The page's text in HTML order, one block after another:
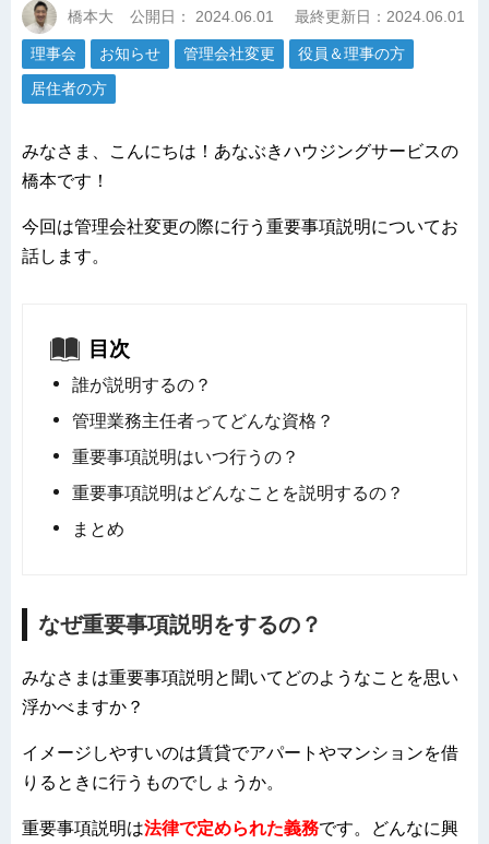
橋本大 公開日： 2024.06.01 最終更新日：2024.06.01
理事会 お知らせ 管理会社変更
役員＆理事の方
居住者の方
みなさま、こんにちは！あなぶきハウジングサービスの
橋本です！
今回は管理会社変更の際に行う重要事項説明についてお
話します。
目次
誰が説明するの？
管理業務主任者ってどんな資格？
重要事項説明はいつ行うの？
重要事項説明はどんなことを説明するの？
まとめ
なぜ重要事項説明をするの？
みなさまは重要事項説明と聞いてどのようなことを思い
浮かべますか？
イメージしやすいのは賃貸でアパートやマンションを借
りるときに行うものでしょうか。
重要事項説明は法律で定められた義務です。どんなに興